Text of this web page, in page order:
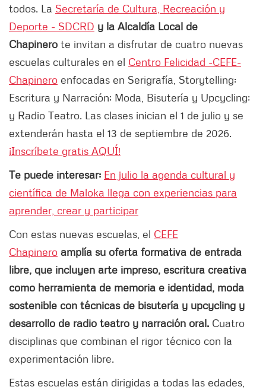
todos. La Secretaría de Cultura, Recreación y
Deporte - SDCRD y la Alcaldía Local de
Chapinero te invitan a disfrutar de cuatro nuevas
escuelas culturales en el Centro Felicidad -CEFE-
Chapinero enfocadas en Serigrafía, Storytelling:
Escritura y Narración; Moda, Bisutería y Upcycling;
y Radio Teatro. Las clases inician el 1 de julio y se
extenderán hasta el 13 de septiembre de 2026.
¡Inscríbete gratis AQUÍ!
Te puede interesar: En julio la agenda cultural y
científica de Maloka llega con experiencias para
aprender, crear y participar
Con estas nuevas escuelas, el CEFE
Chapinero amplía su oferta formativa de entrada
libre, que incluyen arte impreso, escritura creativa
como herramienta de memoria e identidad, moda
sostenible con técnicas de bisutería y upcycling y
desarrollo de radio teatro y narración oral. Cuatro
disciplinas que combinan el rigor técnico con la
experimentación libre.
Estas escuelas están dirigidas a todas las edades,